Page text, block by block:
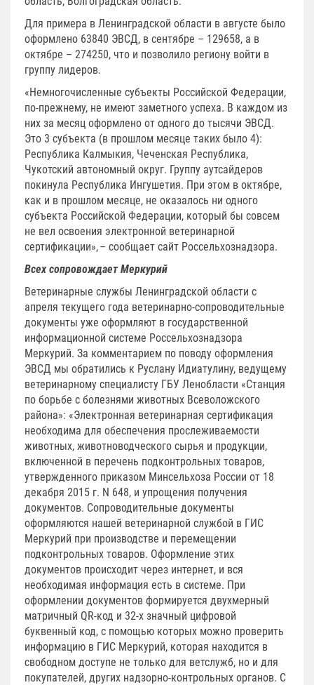
Для примера в Ленинградской области в августе было
оформлено 63840 ЭВСД, в сентябре – 129658, а в
октябре – 274250, что и позволило региону войти в
группу лидеров.
«Немногочисленные субъекты Российской Федерации,
по-прежнему, не имеют заметного успеха. В каждом из
них за месяц оформлено от одного до тысячи ЭВСД.
Это 3 субъекта (в прошлом месяце таких было 4):
Республика Калмыкия, Чеченская Республика,
Чукотский автономный округ. Группу аутсайдеров
покинула Республика Ингушетия. При этом в октябре,
как и в прошлом месяце, не оказалось ни одного
субъекта Российской Федерации, который бы совсем
не вел освоения электронной ветеринарной
сертификации», – сообщает сайт Россельхознадзора.
Всех сопровождает Меркурий
Ветеринарные службы Ленинградской области с
апреля текущего года ветеринарно-сопроводительные
документы уже оформляют в государственной
информационной системе Россельхознадзора
Меркурий. За комментарием по поводу оформления
ЭВСД мы обратились к Руслану Идиатулину, ведущему
ветеринарному специалисту ГБУ Ленобласти «Станция
по борьбе с болезнями животных Всеволожского
района»: «Электронная ветеринарная сертификация
необходима для обеспечения прослеживаемости
животных, животноводческого сырья и продукции,
включенной в перечень подконтрольных товаров,
утвержденного приказом Минсельхоза России от 18
декабря 2015 г. N 648, и упрощения получения
документов. Сопроводительные документы
оформляются нашей ветеринарной службой в ГИС
Меркурий при производстве и перемещении
подконтрольных товаров. Оформление этих
документов происходит через интернет, и вся
необходимая информация есть в системе. При
оформлении документов формируется двухмерный
матричный QR-код и 32-х значный цифровой
буквенный код, с помощью которых можно проверить
информацию в ГИС Меркурий, которая находится в
свободном доступе не только для ветслужб, но и для
покупателей, других надзорно-контрольных органов. С